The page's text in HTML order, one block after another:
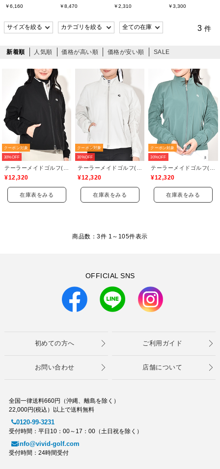
￥6,160 ￥8,470 ￥2,310 ￥3,300
3 件
新着順 人気順 価格が高い順 価格が安い順 SALE
クーポン対象
30%OFF
¥12,320
在庫表をみる
クーポン対象
30%OFF
¥12,320
在庫表をみる
クーポン対象
30%OFF
¥12,320
在庫表をみる
商品数：3件 1～ 105件表示
OFFICIAL SNS
初めての方へ ご利用ガイド
お問い合わせ 店舗について
全国一律送料660円（沖縄、離島を除く）
22,000円(税込）以上で送料無料
0120-99-3231
受付時間：平日10：00～17：00（土日祝を除く）
info@vivid-golf.com
受付時間：24時間受付